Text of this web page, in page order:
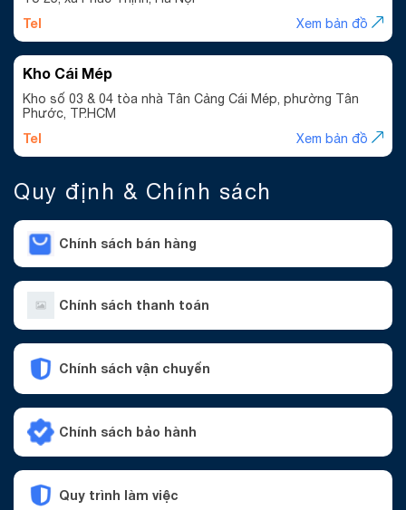
Tel Xem bản đồ
Kho Cái Mép
Kho số 03 & 04 tòa nhà Tân Cảng Cái Mép, phường Tân
Phước, TP.HCM
Tel Xem bản đồ
Quy định & Chính sách
Chính sách bán hàng
Chính sách thanh toán
Chính sách vận chuyển
Chính sách bảo hành
Quy trình làm việc